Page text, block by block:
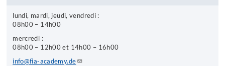
lundi, mardi, jeudi, vendredi :
08h00 – 14h00
mercredi :
08h00 – 12h00 et 14h00 – 16h00
info@fia-academy.de